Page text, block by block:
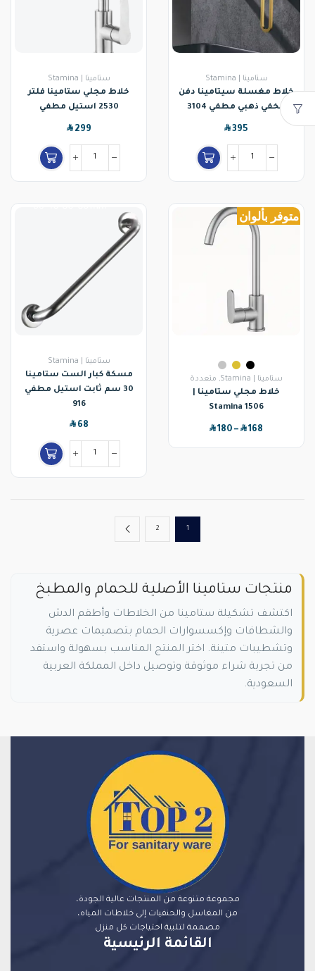
ستامينا | Stamina
خلاط مغسلة سيتامينا دفن
مخفي ذهبي مطفي 3104
SAR395
ستامينا | Stamina
خلاط مجلي ستامينا فلتر
2530 استيل مطفي
SAR299
متوفر بألوان
ستامينا | Stamina , متعددة
خلاط مجلي ستامينا |
Stamina 1506
SAR168
–
SAR180
ستامينا | Stamina
مسكة كبار الست ستامينا
30 سم ثابت استيل مطفي
916
SAR68
1
2
منتجات ستامينا الأصلية للحمام والمطبخ
اكتشف تشكيلة ستامينا من الخلاطات وأطقم الدش
والشطافات وإكسسوارات الحمام بتصميمات عصرية
وتشطيبات متينة. اختر المنتج المناسب بسهولة واستفد
من تجربة شراء موثوقة وتوصيل داخل المملكة العربية
السعودية.
مجموعة متنوعة من المنتجات عالية الجودة،
من المغاسل والحنفيات إلى خلاطات المياه،
مصممة لتلبية احتياجات كل منزل
القائمة الرئيسية